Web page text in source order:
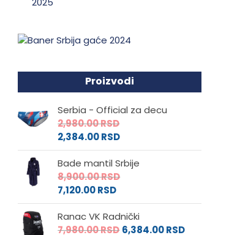
Proizvodi
Serbia - Official za decu
2,980.00RSD
2,384.00RSD
Bade mantil Srbije
8,900.00RSD
7,120.00RSD
Ranac VK Radnički
7,980.00RSD 6,384.00RSD